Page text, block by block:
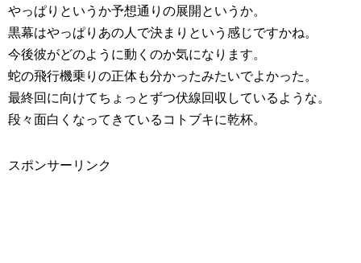
やっぱりというか予想通りの展開というか。
黒幕はやっぱりあの人で決まりという感じですかね。
今後彼がどのように動くのか気になります。
蛇の飛行機乗りの正体も分かったみたいでよかった。
最終回に向けてちょっとずつ伏線回収しているような。
段々面白くなってきているコトブキに乾杯。
スポンサーリンク